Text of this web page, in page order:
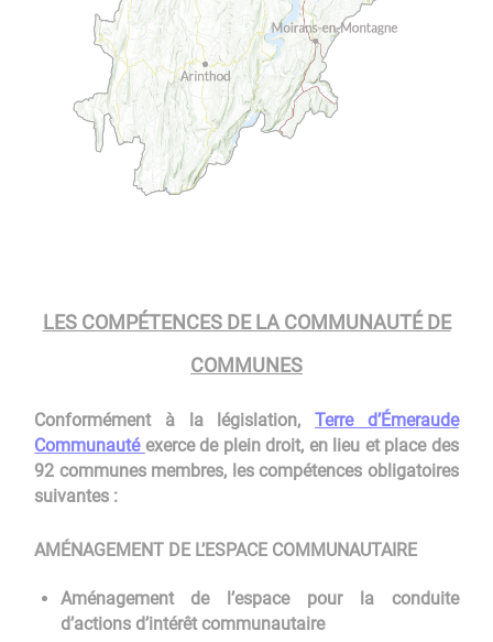
LES COMPÉTENCES DE LA COMMUNAUTÉ DE
COMMUNES
Conformément à la législation, Terre d’Émeraude
Communauté exerce de plein droit, en lieu et place des
92 communes membres, les compétences obligatoires
suivantes :
AMÉNAGEMENT DE L’ESPACE COMMUNAUTAIRE
Aménagement de l’espace pour la conduite
d’actions d’intérêt communautaire